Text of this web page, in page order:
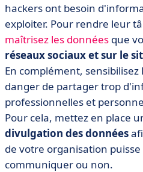
hackers ont besoin
exploiter. Pour rendre leur
maîtrisez les données que
réseaux sociaux et sur le
En complément,
danger de partager trop
professionnelles et
Pour cela, mettez en place
divulgation des données
de votre organisation
communiquer ou non.